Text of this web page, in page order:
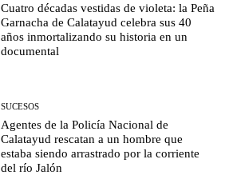
Cuatro décadas vestidas de violeta: la Peña
Garnacha de Calatayud celebra sus 40
años inmortalizando su historia en un
documental
SUCESOS
Agentes de la Policía Nacional de
Calatayud rescatan a un hombre que
estaba siendo arrastrado por la corriente
del río Jalón